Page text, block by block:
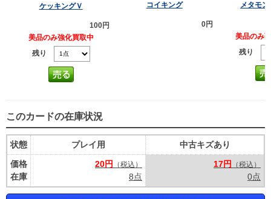
ケッキングＶ
100円
美品のみ強化買取中
残り
コイキング
0円
メタモ
美品のみ
残り
このカードの在庫状況
状態
価格
在庫
プレイ用
20円
（税込）
8点
中古キズあり
17円
（税込）
0点